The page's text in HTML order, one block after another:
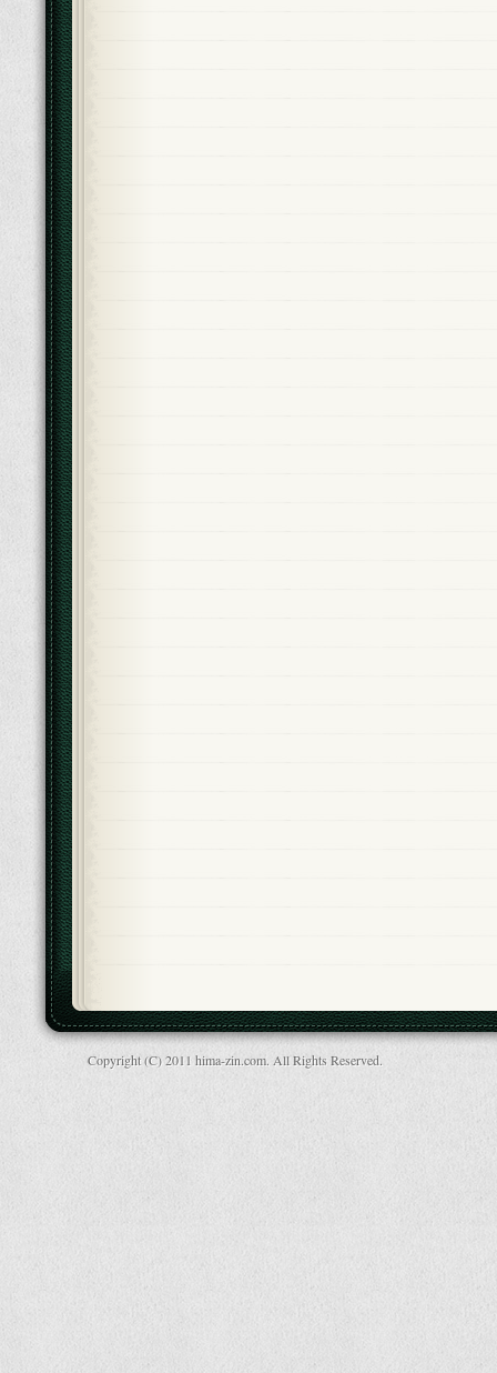
Copyright (C) 2011 hima-zin.com. All Rights Reserved.